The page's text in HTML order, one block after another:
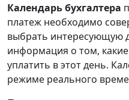
Календарьбухгалтера
платеж необходимо
выбрать интересующую
информация о том,
уплатить в этот день.
режиме реального